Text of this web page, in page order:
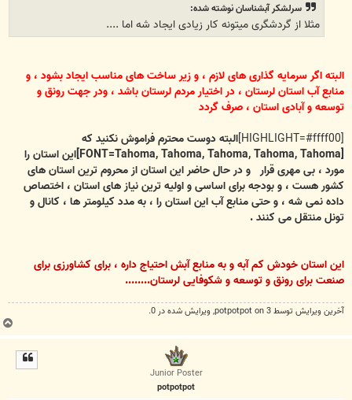
سرلشکر آبشناسان نوشته شده:
مثلا از گردشگری میتونه کار زیادی ایجاد شه اما ....
البته اگر سرمایه گذاری های لازم ، و زیر ساخت های مناسب ایجاد بشود ، و
منابع آب استان لرستان ، در اختیار مردم لرستان باشد ، ودر جهت رونق و
توسعه و آبادی استان ، صرف گردد
البته دوست محترم فراموش نکنید که
[FONT=Tahoma, Tahoma, Tahoma, Tahoma, Tahoma]این استان را
مورد ، بی مهری قرار و در حال حاضر این استان از محروم ترین استان های
کشور هست ، و بودجه برای اساسی و اولیه ترین نیاز های استان ، اختصاص
داده نمی شه ، و حتی منابع آب این استان را ، به مدد کیلومتر ها ، کانال و
تونل منتقل می کنند .
این استان خودش کم آبه و به منابع آبش احتیاج داره ، برای کشاورزی برای
صنعت برای رونق و توسعه و شکوفایی لرستان........
آخرین ويرايش توسط 3 on potpotpot, ويرايش شده در 0.
ب
ا
Junior Poster
potpotpot